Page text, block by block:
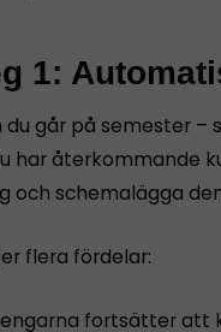
1:
du går på semester
har återkommande
och schemalägga
flera fördelar:
fortsätter att